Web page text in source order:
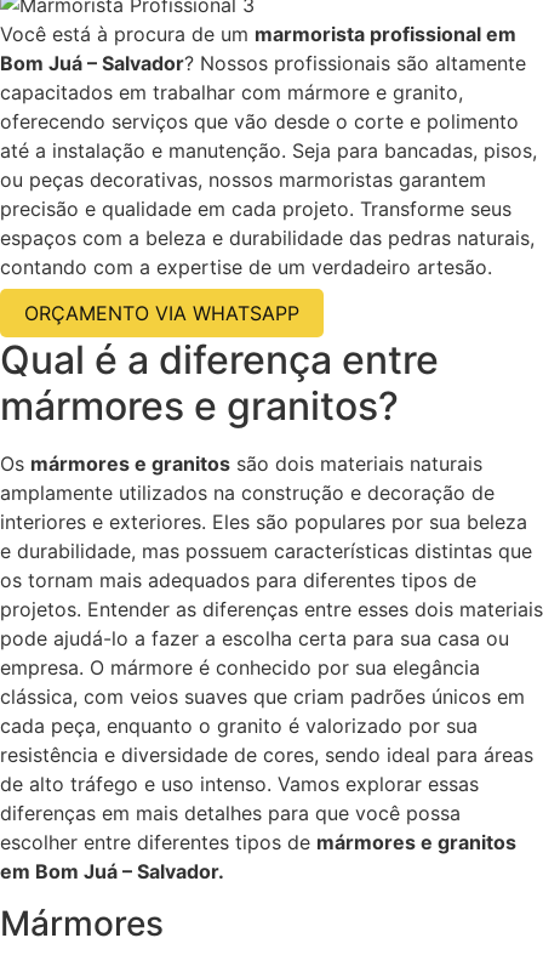
Você está à procura de um marmorista profissional em
Bom Juá – Salvador? Nossos profissionais são altamente
capacitados em trabalhar com mármore e granito,
oferecendo serviços que vão desde o corte e polimento
até a instalação e manutenção. Seja para bancadas, pisos,
ou peças decorativas, nossos marmoristas garantem
precisão e qualidade em cada projeto. Transforme seus
espaços com a beleza e durabilidade das pedras naturais,
contando com a expertise de um verdadeiro artesão.
ORÇAMENTO VIA WHATSAPP
Qual é a diferença entre
mármores e granitos?
Os mármores e granitos são dois materiais naturais
amplamente utilizados na construção e decoração de
interiores e exteriores. Eles são populares por sua beleza
e durabilidade, mas possuem características distintas que
os tornam mais adequados para diferentes tipos de
projetos. Entender as diferenças entre esses dois materiais
pode ajudá-lo a fazer a escolha certa para sua casa ou
empresa. O mármore é conhecido por sua elegância
clássica, com veios suaves que criam padrões únicos em
cada peça, enquanto o granito é valorizado por sua
resistência e diversidade de cores, sendo ideal para áreas
de alto tráfego e uso intenso. Vamos explorar essas
diferenças em mais detalhes para que você possa
escolher entre diferentes tipos de mármores e granitos
em Bom Juá – Salvador.
Mármores